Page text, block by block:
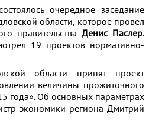
очередное заседание
области, которое провел
правительства Денис Паслер.
19 проектов нормативно-
области принят проект
величины прожиточного
года». Об основных параметрах
экономики региона Дмитрий